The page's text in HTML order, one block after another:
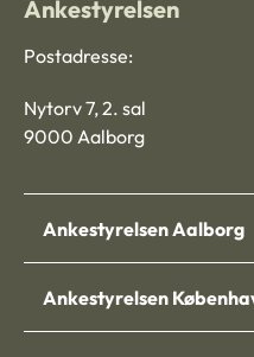
Ankestyrelsen
Postadresse:
Nytorv 7, 2. sal
9000 Aalborg
Ankestyrelsen Aalborg
Ankestyrelsen